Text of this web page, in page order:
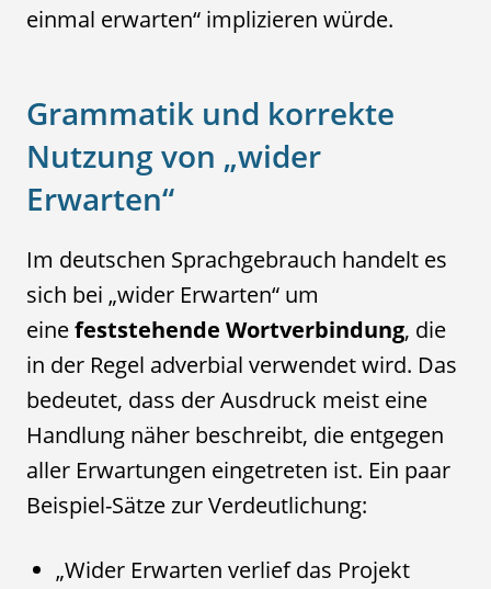
einmal erwarten“ implizieren würde.
Grammatik und korrekte
Nutzung von „wider
Erwarten“
Im deutschen Sprachgebrauch handelt es
sich bei „wider Erwarten“ um
einefeststehende Wortverbindung, die
in der Regel adverbial verwendet wird. Das
bedeutet, dass der Ausdruck meist eine
Handlung näher beschreibt, die entgegen
aller Erwartungen eingetreten ist. Ein paar
Beispiel-Sätze zur Verdeutlichung:
„Wider Erwarten verlief das Projekt